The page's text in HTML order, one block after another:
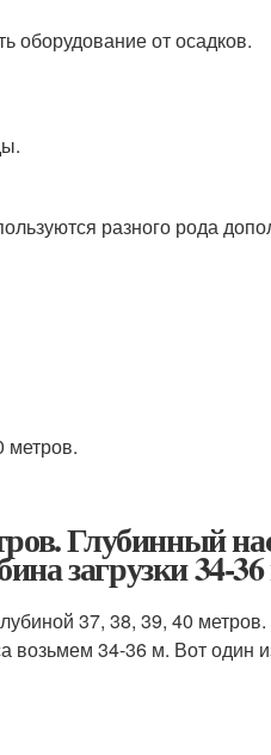
оборудование от осадков.
разного рода
метров.
Глубинный
загрузки 34-
37, 38, 39, 40
возьмем 34-36 м. Вот один